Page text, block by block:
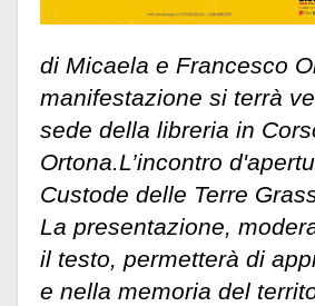
di Micaela e Francesco
manifestazione si terrà
sede della libreria in
Ortona.L’incontro
Custode delle Terre
La presentazione,
il testo, permetterà di
e nella memoria del